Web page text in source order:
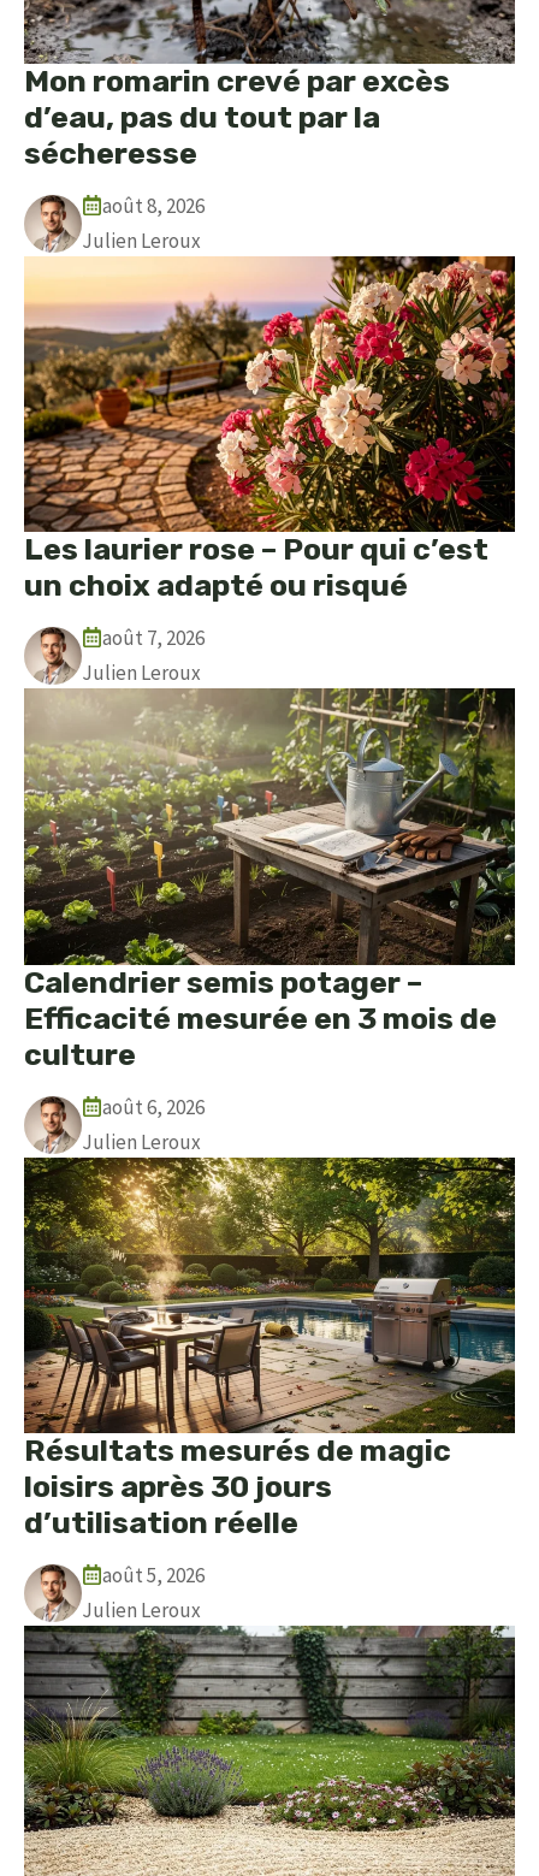
Mon romarin crevé par excès
d’eau, pas du tout par la
sécheresse
août 8, 2026
Julien Leroux
Les laurier rose – Pour qui c’est
un choix adapté ou risqué
août 7, 2026
Julien Leroux
Calendrier semis potager –
Efficacité mesurée en 3 mois de
culture
août 6, 2026
Julien Leroux
Résultats mesurés de magic
loisirs après 30 jours
d’utilisation réelle
août 5, 2026
Julien Leroux